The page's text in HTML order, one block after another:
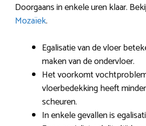
Doorgaans in enkele uren klaar.
Mozaïek.
Egalisatie van de vloer
maken van de ondervloer.
Het voorkomt
vloerbedekking heeft
scheuren.
In enkele gevallen is